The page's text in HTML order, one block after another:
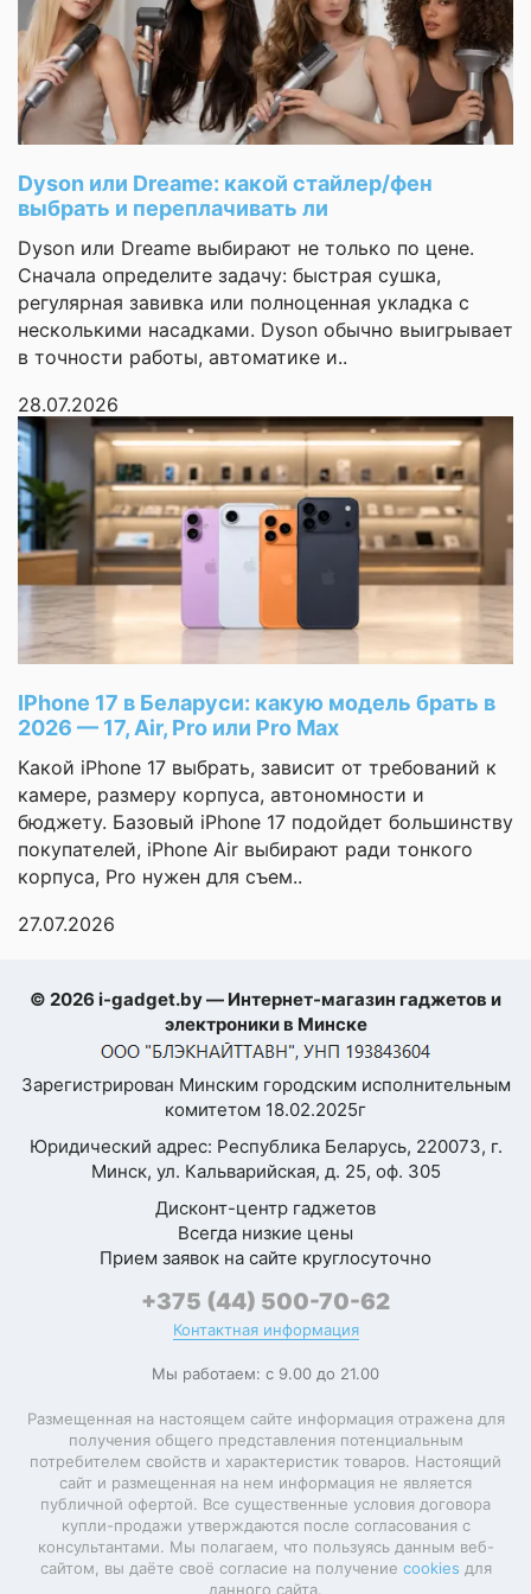
При
Самовывозе
заранее
Операционная
система
iPadOS
Версия ОС на
момент выхода
iPadOS 18
Диагональ экрана
11.0"
экрана
2360x1640
Матрица экрана
IPS
обновления
экрана
60 Гц
Объем
оперативной
памяти
8 ГБ
Количество точек
матрицы
основной камеры
12 Мп
Максимальное
разрешение
видео
3840x2160 (60
Быстрая зарядка
Беспроводная
зарядка
Поддержка карт
памяти
подключения
комплекте
Процессор
Платформа
Apple M
Apple M3
Количество ядер
8
Разрядность
64 бита
3 нм
Графический
ускоритель
Apple M3 GPU (9
ядер)
Конструкция
Здравствуйте
Моя оценка —
Долго выбирала, но
спасибо ему... Цвет
фиолетовый очень
красивый, внучка
обрадовалась... Я в
планшетах не
разбираюсь, но всё
понятно... Пользуюсь
нет... Спасибо магазину
за вежливость. С
уважением, Нина
Петровна
Нина Петровна
Качество сборки на
высоте: щелей нет,
кнопки не
Моя оценка —
покрытием, отпечатки
собирает слабо. Корпус
из металла, на ощупь
приятный. Запаха
пластика нет. Внешний
вид премиальный.
1 из 3
Оставить
отзыв
Ваше
—
Комментарий
Dyson или Dreame: какой стайлер/фен
выбрать и переплачивать ли
Dyson или Dreame выбирают не только по цене.
Сначала определите задачу: быстрая сушка,
регулярная завивка или полноценная укладка с
несколькими насадками. Dyson обычно выигрывает
в точности работы, автоматике и..
28.07.2026
IPhone 17 в Беларуси: какую модель брать в
2026 — 17, Air, Pro или Pro Max
Какой iPhone 17 выбрать, зависит от требований к
камере, размеру корпуса, автономности и
бюджету. Базовый iPhone 17 подойдет большинству
покупателей, iPhone Air выбирают ради тонкого
корпуса, Pro нужен для съем..
27.07.2026
© 2026 i-gadget.by — Интернет-магазин гаджетов и
электроники в Минске
Зарегистрирован Минским городским исполнительным
комитетом 18.02.2025г
Юридический адрес: Республика Беларусь, 220073, г.
Минск, ул. Кальварийская, д. 25, оф. 305
Дисконт-центр гаджетов
Всегда низкие цены
Прием заявок на сайте круглосуточно
+375 (44) 500-70-62
Контактная информация
Мы работаем: с 9.00 до 21.00
Размещенная на настоящем сайте информация отражена для
получения общего представления потенциальным
потребителем свойств и характеристик товаров. Настоящий
сайт и размещенная на нем информация не является
публичной офертой. Все существенные условия договора
купли-продажи утверждаются после согласования с
консультантами. Мы полагаем, что пользуясь данным веб-
сайтом, вы даёте своё согласие на получение cookies для
данного сайта.